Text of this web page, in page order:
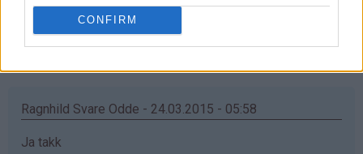
CONFIRM
Vi elsker vaffler, men jernet har akkurat takket for seg
Så jeg krysser fingre & håper...
Ragnhild Svare Odde - 24.03.2015 - 05:58
Ja takk